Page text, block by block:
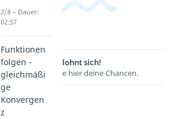
Lernen lohnt sich!
Entdecke hier deine Chancen.
2/8 – Dauer:
02:57
Funktionen
folgen -
gleichmäßi
ge
Konvergen
z